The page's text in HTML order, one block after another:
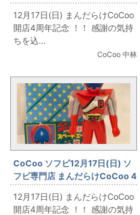
周年記念 「韓国製 ターボロボ」
12月17日(日) まんだらけCoCoo
開店4周年記念 ！！ 感謝の気持
ちを込...
CoCoo 中林
CoCoo ソフビ12月17日(日) ソ
フビ専門店 まんだらけCoCoo 4
周年記念 「ポピー ジャッカー電
撃隊 スペードエース 170mm」
12月17日(日) まんだらけCoCoo
開店4周年記念 ！！ 感謝の気持